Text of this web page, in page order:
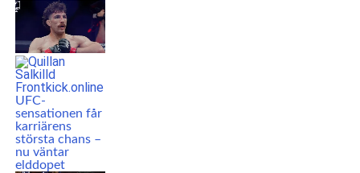
UFC-
sensationen får
karriärens
största chans –
nu väntar
elddopet